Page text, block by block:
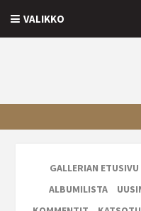
VALIKKO
GALLERIAN ETUSIVU
ALBUMILISTA